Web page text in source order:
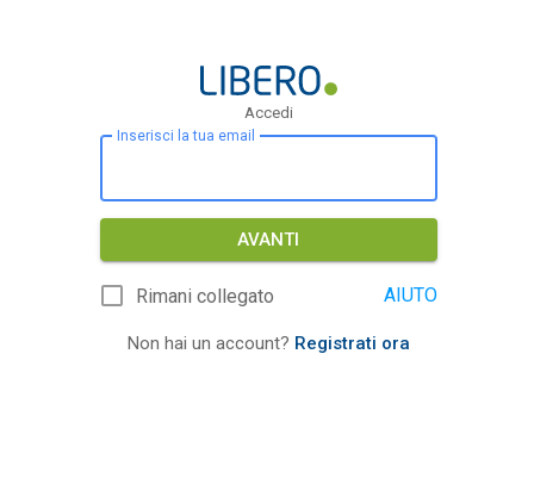
Accedi
Inserisci la tua email
AVANTI
Rimani collegato AIUTO
Non hai un account? Registrati ora